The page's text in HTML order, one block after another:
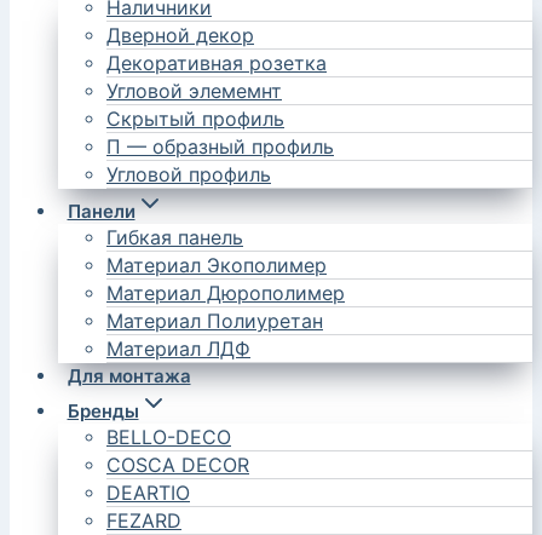
Наличники
Дверной декор
Декоративная розетка
Угловой элемемнт
Скрытый профиль
П — образный профиль
Угловой профиль
Панели
Гибкая панель
Материал Экополимер
Материал Дюрополимер
Материал Полиуретан
Материал ЛДФ
Для монтажа
Бренды
BELLO-DECO
COSCA DECOR
DEARTIO
FEZARD